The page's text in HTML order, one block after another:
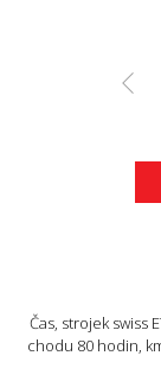
Čas, strojek swiss
chodu 80 hodin,